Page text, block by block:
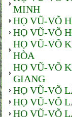
MINH
HỌ VŨ-VÕ
HỌ VŨ-VÕ
HỌ VŨ-VÕ
HÒA
HỌ VŨ-VÕ
GIANG
HỌ VŨ-VÕ
HỌ VŨ-VÕ
HỌ VŨ-VÕ